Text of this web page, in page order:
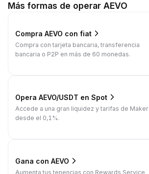
Más formas de operar AEVO
Compra AEVO con fiat
Compra con tarjeta bancaria, transferencia
bancaria o P2P en más de 60 monedas.
Opera AEVO/USDT en Spot
Accede a una gran liquidez y tarifas de Maker
desde el 0,1%.
Gana con AEVO
Aumenta tus tenencias con Rewards Service